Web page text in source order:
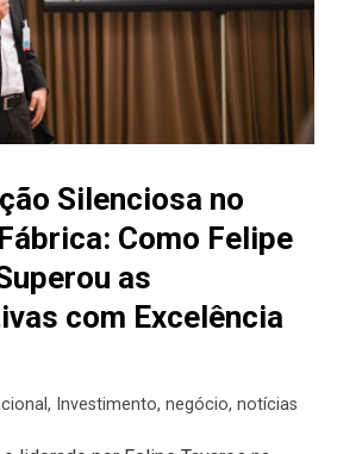
Silenciosa no
Como Felipe
as
com Excelência
, Investimento, negócio, notícias